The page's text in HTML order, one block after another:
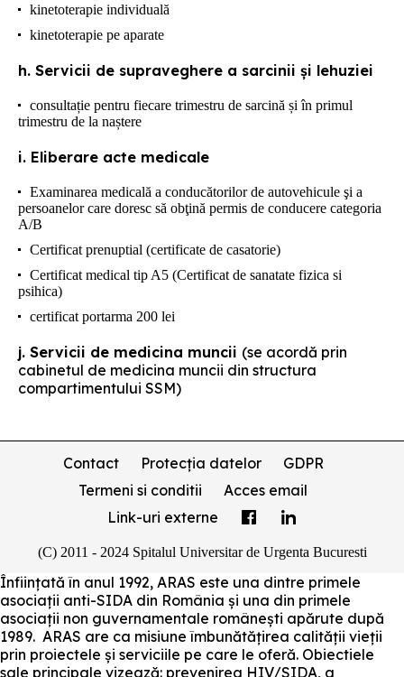
kinetoterapie individuală
kinetoterapie pe aparate
h. Servicii de supraveghere a sarcinii și lehuziei
consultație pentru fiecare trimestru de sarcină și în primul
trimestru de la naștere
i. Eliberare acte medicale
Examinarea medicală a conducătorilor de autovehicule şi a
persoanelor care doresc să obţină permis de conducere categoria
A/B
Certificat prenuptial (certificate de casatorie)
Certificat medical tip A5 (Certificat de sanatate fizica si
psihica)
certificat portarma 200 lei
j. Servicii de medicina muncii (se acordă prin
cabinetul de medicina muncii din structura
compartimentului SSM)
Contact Protecția datelor
GDPR
Termeni si conditii
Acces email
Link-uri externe
(C) 2011 - 2024 Spitalul Universitar de Urgenta Bucuresti
Înființată în anul 1992, ARAS este una dintre primele
asociații anti-SIDA din România și una din primele
asociații non guvernamentale românești apărute după
1989. ARAS are ca misiune îmbunătățirea calității vieții
prin proiectele și serviciile pe care le oferă. Obiectiele
sale principale vizează: prevenirea HIV/SIDA, a